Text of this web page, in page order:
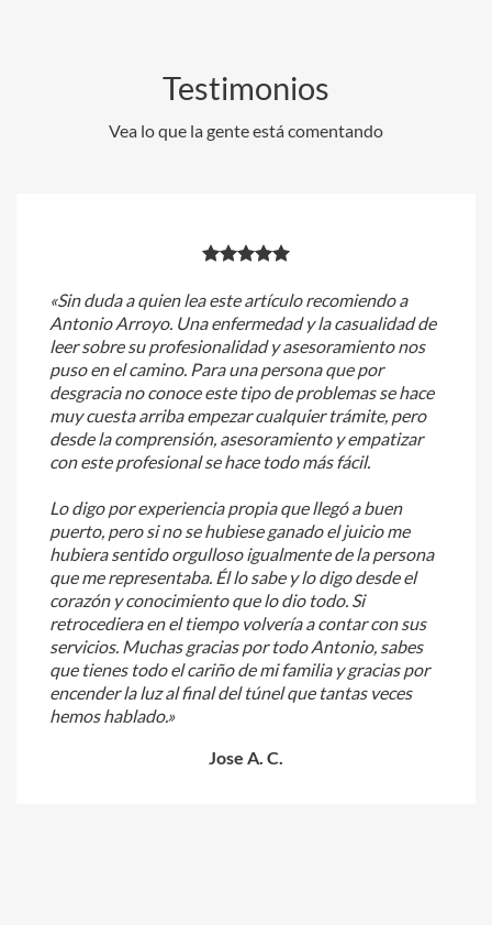
Testimonios
Vea lo que la gente está comentando
«Sin duda a quien lea este artículo recomiendo a
Antonio Arroyo. Una enfermedad y la casualidad de
leer sobre su profesionalidad y asesoramiento nos
puso en el camino. Para una persona que por
desgracia no conoce este tipo de problemas se hace
muy cuesta arriba empezar cualquier trámite, pero
desde la comprensión, asesoramiento y empatizar
con este profesional se hace todo más fácil.
Lo digo por experiencia propia que llegó a buen
puerto, pero si no se hubiese ganado el juicio me
hubiera sentido orgulloso igualmente de la persona
que me representaba. Él lo sabe y lo digo desde el
corazón y conocimiento que lo dio todo. Si
retrocediera en el tiempo volvería a contar con sus
servicios. Muchas gracias por todo Antonio, sabes
que tienes todo el cariño de mi familia y gracias por
encender la luz al final del túnel que tantas veces
hemos hablado.»
Jose A. C.